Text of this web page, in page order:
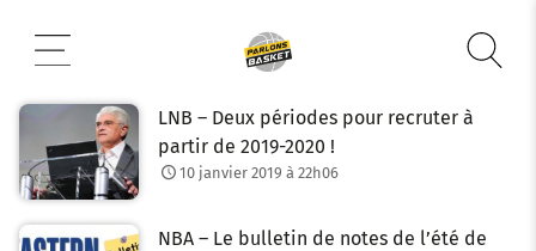
contenu
LNB – Deux périodes pour recruter à
partir de 2019-2020 !
10 janvier 2019 à 22h06
NBA – Le bulletin de notes de l’été de